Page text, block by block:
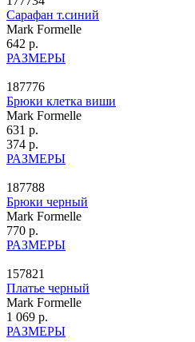
Сарафан т.синий
Mark Formelle
642 р.
РАЗМЕРЫ
187776
Брюки клетка виши
Mark Formelle
631 р.
374 р.
РАЗМЕРЫ
187788
Брюки черный
Mark Formelle
770 р.
РАЗМЕРЫ
157821
Платье черный
Mark Formelle
1 069 р.
РАЗМЕРЫ